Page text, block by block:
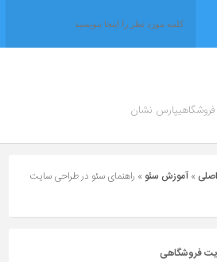
نشان
»آموزش سئو» راهنمای سئو در طراحی سایت
فروشگاهی